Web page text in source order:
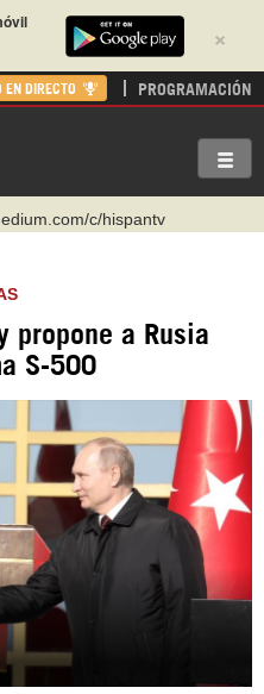
×
EN DIRECTO PROGRAMACIÓN
c/hispantv
hispan_tv
Nexolatino.Canal
@nexo_latino
hispantvcanal
propone a Rusia
S-500